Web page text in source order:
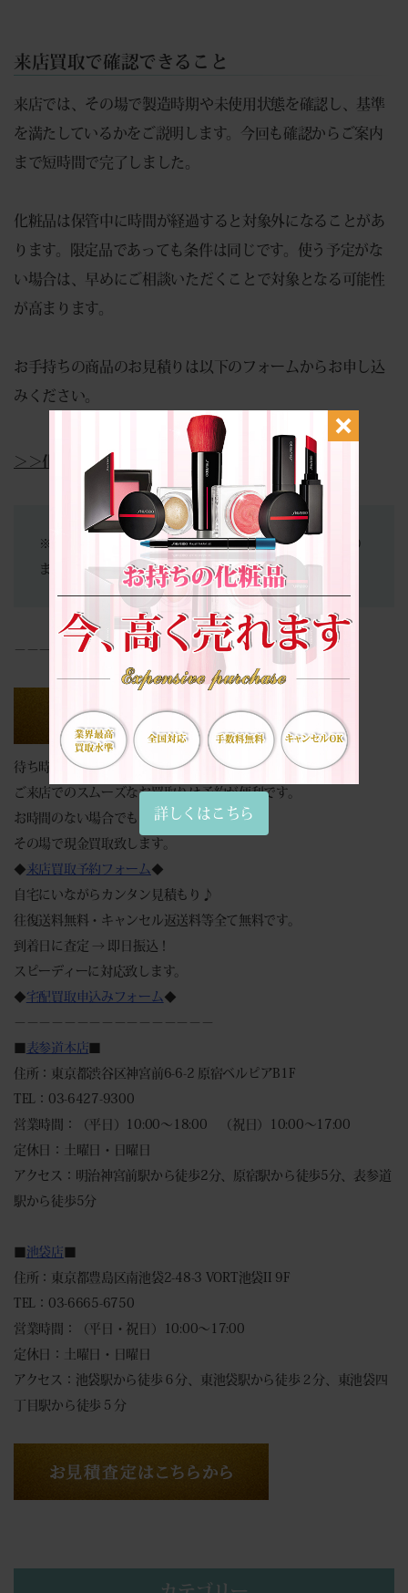
来店買取で確認できること
来店では、その場で製造時期や未使用状態を確認し、基準
を満たしているかをご説明します。今回も確認からご案内
まで短時間で完了しました。
化粧品は保管中に時間が経過すると対象外になることがあ
ります。限定品であっても条件は同じです。使う予定がな
い場合は、早めにご相談いただくことで対象となる可能性
が高まります。
お手持ちの商品のお見積りは以下のフォームからお申し込
みください。
＞＞化粧品買取についての詳細はこちら＜＜
※当店は買取専門店となります。商品の販売は行っており
ません。
－－－－－－－－－－－－－－－－
待ち時間０分。
ご来店でのスムーズなお買取りは予約が便利です。
お時間のない場合でもご安心ください。
その場で現金買取致します。
◆ 来店買取予約フォーム ◆
自宅にいながらカンタン見積もり♪
往復送料無料・キャンセル返送料等全て無料です。
到着日に査定 → 即日振込！
スピーディーに対応致します。
◆宅配買取申込みフォーム ◆
－－－－－－－－－－－－－－－－
■表参道本店■
住所：東京都渋谷区神宮前6-6-2 原宿ベルピアB1F
TEL：03-6427-9300
営業時間：（平日）10:00～18:00 （祝日）10:00～17:00
定休日：土曜日・日曜日
アクセス：明治神宮前駅から徒歩2分、原宿駅から徒歩5分、表参道
駅から徒歩5分
■池袋店■
住所：東京都豊島区南池袋2-48-3 VORT池袋II 9F
TEL：03-6665-6750
営業時間：（平日・祝日）10:00～17:00
定休日：土曜日・日曜日
アクセス：池袋駅から徒歩６分、東池袋駅から徒歩２分、東池袋四
丁目駅から徒歩５分
詳しくはこちら